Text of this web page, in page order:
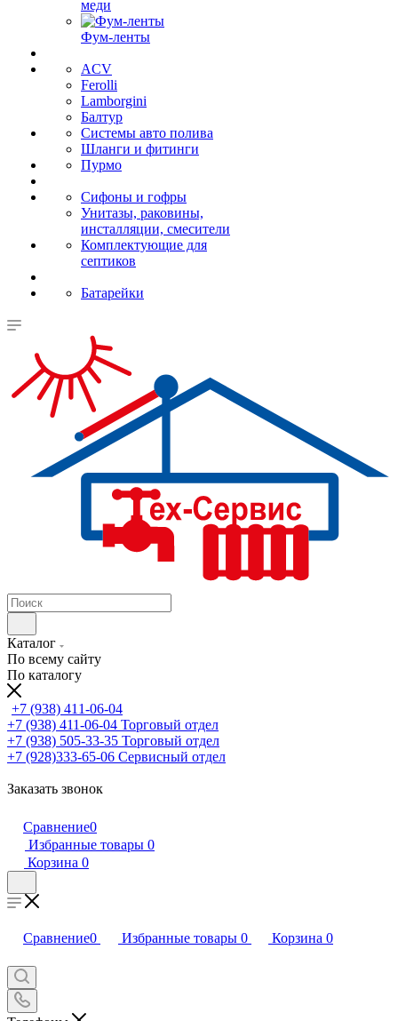
меди
Фум-ленты
ACV
Ferolli
Lamborgini
Балтур
Системы авто полива
Шланги и фитинги
Пурмо
Сифоны и гофры
Унитазы, раковины,
инсталляции, смесители
Комплектующие для
септиков
Батарейки
Каталог
По всему сайту
По каталогу
+7 (938) 411-06-04
+7 (938) 411-06-04 Торговый отдел
+7 (938) 505-33-35 Торговый отдел
+7 (928)333-65-06 Сервисный отдел
Заказать звонок
Сравнение0
Избранные товары 0
Корзина 0
Сравнение0 Избранные товары 0 Корзина 0